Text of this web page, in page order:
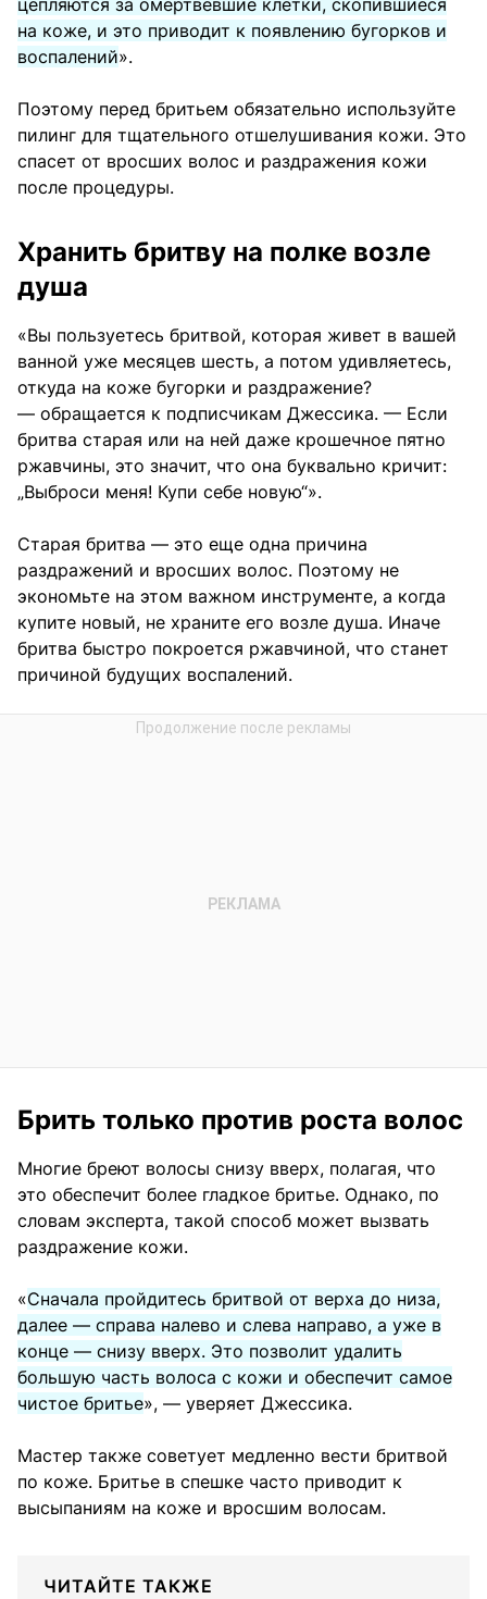
цепляются за омертвевшие клетки, скопившиеся
на коже, и это приводит к появлению бугорков и
воспалений».
Поэтому перед бритьем обязательно используйте
пилинг для тщательного отшелушивания кожи. Это
спасет от вросших волос и раздражения кожи
после процедуры.
Хранить бритву на полке возле
душа
«Вы пользуетесь бритвой, которая живет в вашей
ванной уже месяцев шесть, а потом удивляетесь,
откуда на коже бугорки и раздражение?
— обращается к подписчикам Джессика. — Если
бритва старая или на ней даже крошечное пятно
ржавчины, это значит, что она буквально кричит:
„Выброси меня! Купи себе новую“».
Старая бритва — это еще одна причина
раздражений и вросших волос. Поэтому не
экономьте на этом важном инструменте, а когда
купите новый, не храните его возле душа. Иначе
бритва быстро покроется ржавчиной, что станет
причиной будущих воспалений.
Брить только против роста волос
Многие бреют волосы снизу вверх, полагая, что
это обеспечит более гладкое бритье. Однако, по
словам эксперта, такой способ может вызвать
раздражение кожи.
«Сначала пройдитесь бритвой от верха до низа,
далее — справа налево и слева направо, а уже в
конце — снизу вверх. Это позволит удалить
большую часть волоса с кожи и обеспечит самое
чистое бритье», — уверяет Джессика.
Мастер также советует медленно вести бритвой
по коже. Бритье в спешке часто приводит к
высыпаниям на коже и вросшим волосам.
ЧИТАЙТЕ ТАКЖЕ